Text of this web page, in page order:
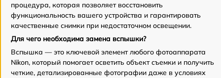
процедура, которая позволяет восстановить
функциональность вашего устройства и гарантировать
качественные снимки при недостаточном освещении.
Для чего необходима замена вспышки?
Вспышка — это ключевой элемент любого фотоаппарата
Nikon, который помогает осветить объект съемки и получить
четкие, детализированные фотографии даже в условиях